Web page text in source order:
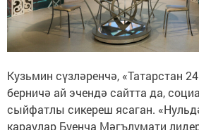
Кузьмин сүзләренчә, «Татарстан
берничә ай эчендә сайтта да,
сыйфатлы сикереш ясаган.
караулар Буенча Мәгълүмати